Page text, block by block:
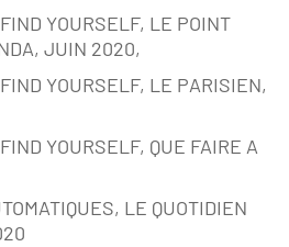
YOURSELF, LE POINT
JUIN 2020,
YOURSELF, LE PARISIEN,
YOURSELF, QUE FAIRE A
LE QUOTIDIEN